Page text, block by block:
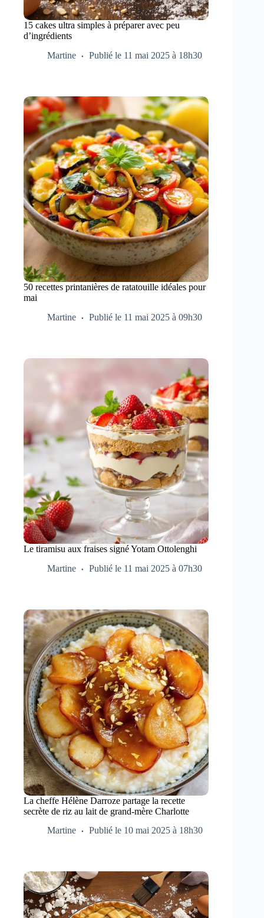
15 cakes ultra simples à préparer avec peu
d’ingrédients
Martine
Publié le 11 mai 2025 à 18h30
50 recettes printanières de ratatouille idéales pour
mai
Martine
Publié le 11 mai 2025 à 09h30
Le tiramisu aux fraises signé Yotam Ottolenghi
Martine
Publié le 11 mai 2025 à 07h30
La cheffe Hélène Darroze partage la recette
secrète de riz au lait de grand-mère Charlotte
Martine
Publié le 10 mai 2025 à 18h30